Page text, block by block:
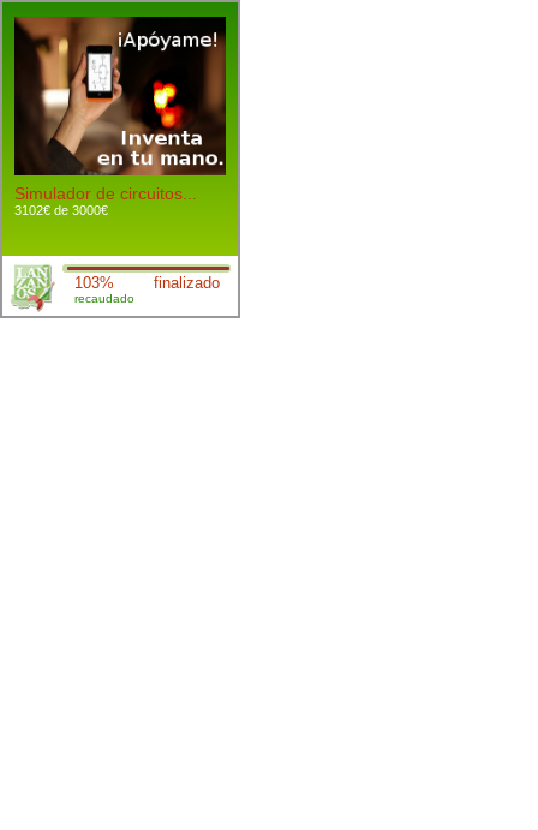
Simulador de circuitos...
3102€ de 3000€
103%
recaudado
finalizado